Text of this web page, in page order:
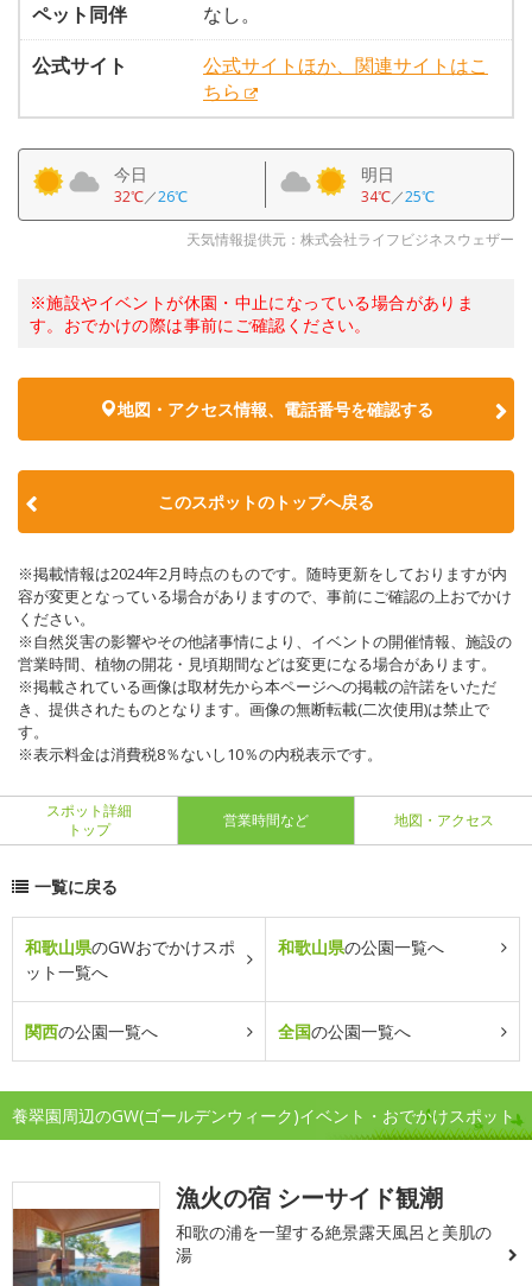
ペット同伴
なし。
公式サイト
公式サイトほか、関連サイトはこ
ちら
今日
32℃／26℃
明日
34℃／25℃
天気情報提供元：株式会社ライフビジネスウェザー
※施設やイベントが休園・中止になっている場合がありま
す。おでかけの際は事前にご確認ください。
地図・アクセス情報、電話番号を確認する
このスポットのトップへ戻る
※掲載情報は2024年2月時点のものです。随時更新をしておりますが内
容が変更となっている場合がありますので、事前にご確認の上おでかけ
ください。
※自然災害の影響やその他諸事情により、イベントの開催情報、施設の
営業時間、植物の開花・見頃期間などは変更になる場合があります。
※掲載されている画像は取材先から本ページへの掲載の許諾をいただ
き、提供されたものとなります。画像の無断転載(二次使用)は禁止で
す。
※表示料金は消費税8％ないし10％の内税表示です。
スポット詳細
トップ
営業時間など 地図・アクセス
一覧に戻る
和歌山県のGWおでかけスポ
ット一覧へ
和歌山県の公園一覧へ
関西の公園一覧へ 全国の公園一覧へ
養翠園周辺のGW(ゴールデンウィーク)イベント・おでかけスポット
漁火の宿 シーサイド観潮
和歌の浦を一望する絶景露天風呂と美肌の
湯